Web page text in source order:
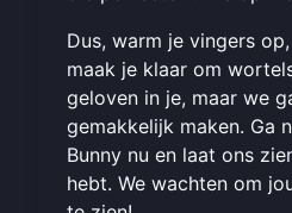
Dus, warm je vingers
maak je klaar om
geloven in je, maar we
gemakkelijk maken. Ga
Bunny nu en laat ons
hebt. We wachten om